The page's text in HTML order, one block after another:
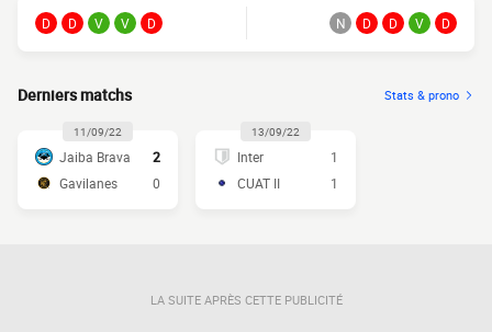
D D V V D N D D V D
Derniers matchs Stats & prono
11/09/22
Jaiba Brava
2
Gavilanes
0
13/09/22
Inter
1
CUAT II
1
LA SUITE APRÈS CETTE PUBLICITÉ